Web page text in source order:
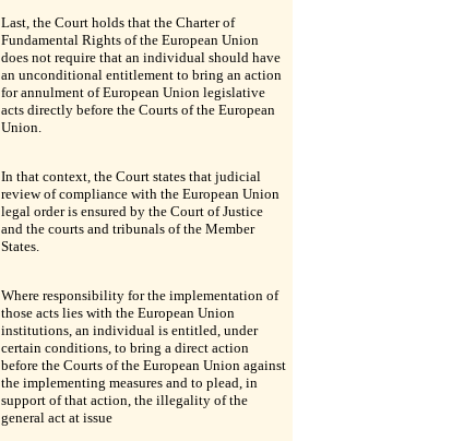
Last, the Court holds that the Charter of
Fundamental Rights of the European Union
does not require that an individual should have
an unconditional entitlement to bring an action
for annulment of European Union legislative
acts directly before the Courts of the European
Union.
In that context, the Court states that judicial
review of compliance with the European Union
legal order is ensured by the Court of Justice
and the courts and tribunals of the Member
States.
Where responsibility for the implementation of
those acts lies with the European Union
institutions, an individual is entitled, under
certain conditions, to bring a direct action
before the Courts of the European Union against
the implementing measures and to plead, in
support of that action, the illegality of the
general act at issue